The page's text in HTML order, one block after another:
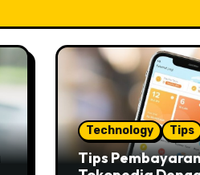
Technology Tips
Tips